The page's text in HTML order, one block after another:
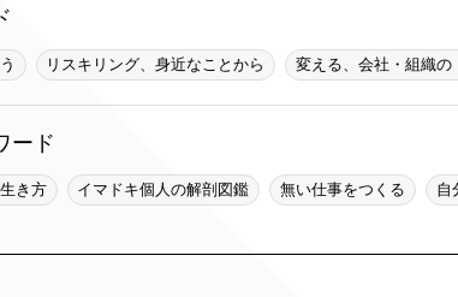
リスキリング、身近なことから 変える、会社・組織の
ード
き方 イマドキ個人の解剖図鑑 無い仕事をつくる 自